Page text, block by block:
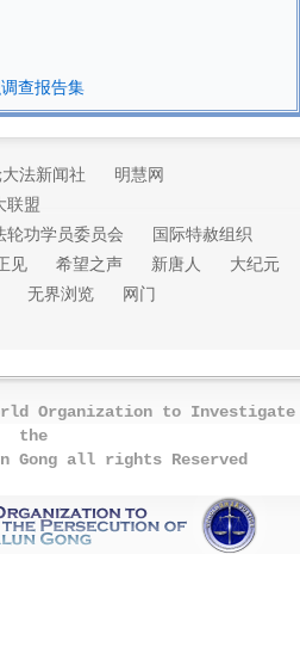
查报告集
法新闻社
明慧网
联盟
轮功学员委员会
国际特赦组织
见 希望之声 新唐人
大纪元
无界浏览
网门
Organization to Investigate
the
Gong all rights Reserved